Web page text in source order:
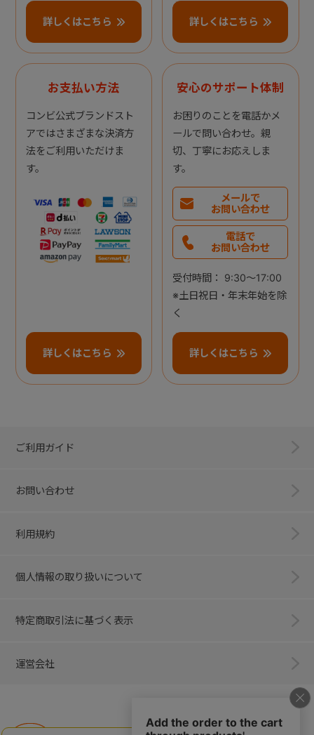
詳しくはこちら 詳しくはこちら
お支払い方法
コンビ公式ブランドスト
アではさまざまな決済方
法をご利用いただけま
す。
詳しくはこちら
安心のサポート体制
お困りのことを電話かメ
ールで問い合わせ。親
切、丁寧にお応えしま
す。
メールで
お問い合わせ
電話で
お問い合わせ
受付時間： 9:30～17:00
※土日祝日・年末年始を除
く
詳しくはこちら
ご利用ガイド
お問い合わせ
利用規約
個人情報の取り扱いについて
特定商取引法に基づく表示
運営会社